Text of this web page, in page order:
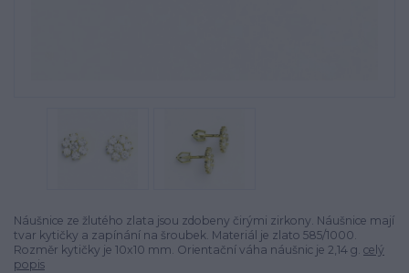
Náušnice ze žlutého zlata jsou zdobeny čirými zirkony. Náušnice mají
tvar kytičky a zapínání na šroubek. Materiál je zlato 585/1000.
Rozměr kytičky je 10x10 mm. Orientační váha náušnic je 2,14 g. celý
popis